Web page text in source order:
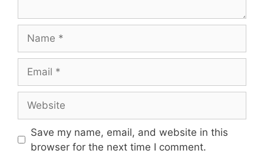
Save my name, email, and website in this
browser for the next time I comment.